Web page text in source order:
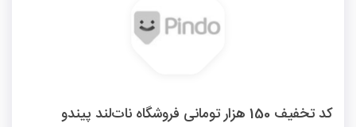
کد تخفیف 150 هزار تومانی فروشگاه نات‌لند پیندو